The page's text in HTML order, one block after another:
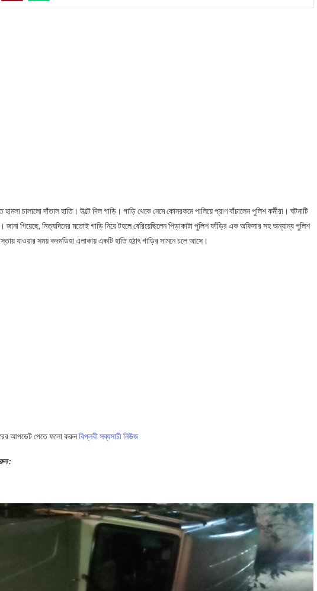
হামলা চালালো দাঁতাল হাতি। উল্টে দিল গাড়ি। গাড়ি থেকে নেমে কোনরকমে পালিয়ে প্রাণ বাঁচালেন পুলিশ কর্মীরা। ঘটনাটি
জানা গিয়েছে, নিত্যদিনের মতোই গাড়ি নিয়ে টহলে বেরিয়েছিলেন পিড়াকাটা পুলিশ ফাঁড়ির এক অফিসার সহ অন্যান্য পুলিশ
যাওয়ার সময় কদমডিহা এলাকায় একটি হাতি হঠাৎ গাড়ির সামনে চলে আসে।
আপডেট পেতে ফলো করুনবিপ্লবী সব্যসাচী নিউজ
: